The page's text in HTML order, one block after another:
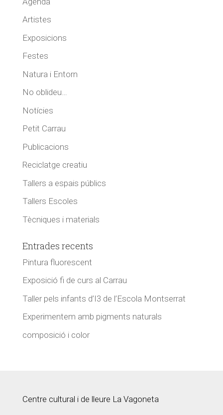
Artistes
Exposicions
Festes
Natura i Entorn
No oblideu…
Notícies
Petit Carrau
Publicacions
Reciclatge creatiu
Tallers a espais públics
Tallers Escoles
Tècniques i materials
Entrades recents
Pintura fluorescent
Exposició fi de curs al Carrau
Taller pels infants d’I3 de l’Escola Montserrat
Experimentem amb pigments naturals
composició i color
Centre cultural i de lleure La Vagoneta